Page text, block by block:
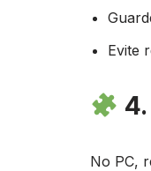
Evite
No PC,